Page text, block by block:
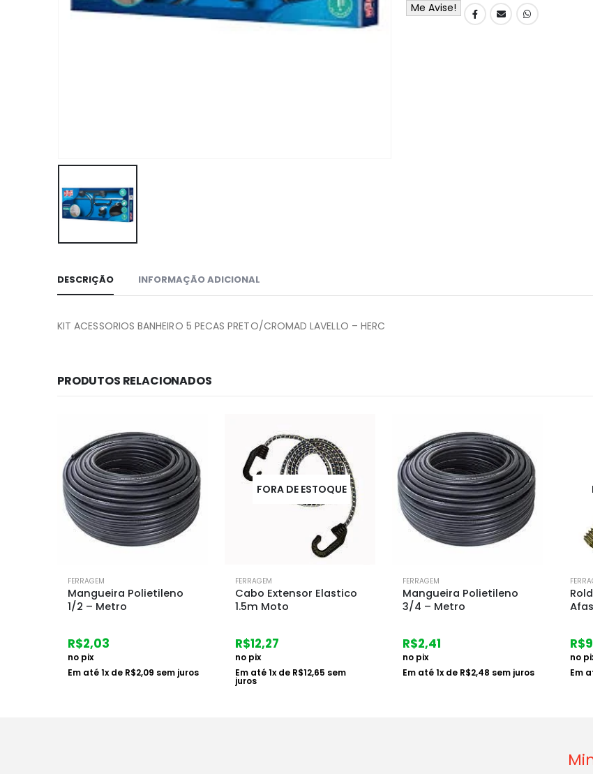
Me Avise!
DESCRIÇÃO INFORMAÇÃO ADICIONAL
KIT ACESSORIOS BANHEIRO 5 PECAS PRETO/CROMAD LAVELLO – HERC
PRODUTOS RELACIONADOS
FORA DE ESTOQUE
FERRAGEM
Cabo Extensor Elastico
1.5m Moto
R$12,27
no pix
Em até1x de R$12,65sem
FERRAGEM
Mangueira Polietileno
3/4 – Metro
R$2,41
no pix
Em até1x de R$2,48sem juros
FORA DE ESTOQUE
FERRAGEM
Roldana Haste Roscavel
Afast 10 Nylon
R$9,39
no pix
Em até1x de R$9,68 sem juros
R$
no
Em